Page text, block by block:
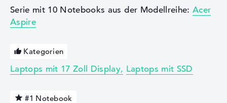
Merkzettel
Serie mit 10 Notebooks aus der Modellreihe: Acer
Aspire
Kategorien
Laptops mit 17 Zoll Display Laptops mit SSD
#1 Notebook